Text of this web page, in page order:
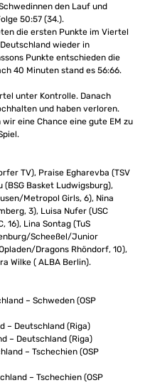
den Lauf und
50:57 (34.).
die ersten Punkte im Viertel
wieder in
Punkte entschieden die
40 Minuten stand es 56:66.
unter Kontrolle. Danach
und haben verloren.
eine Chance eine gute EM zu
TV), Praise Egharevba (TSV
(BSG Basket Ludwigsburg),
Metropol Girls, 6), Nina
3), Luisa Nufer (USC
16), Lina Sontag (TuS
Scheeßel/Junior
Dragons Rhöndorf, 10),
Wilke ( ALBA Berlin).
– Schweden (OSP
– Deutschland (Riga)
– Deutschland (Riga)
– Tschechien (OSP
– Tschechien (OSP